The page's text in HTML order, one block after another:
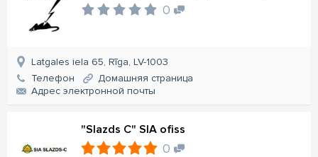
0
Latgales iela 65, Rīga, LV-1003
Телефон
Домашняя страница
Aдрес электронной почты
"Slazds C" SIA ofiss
0